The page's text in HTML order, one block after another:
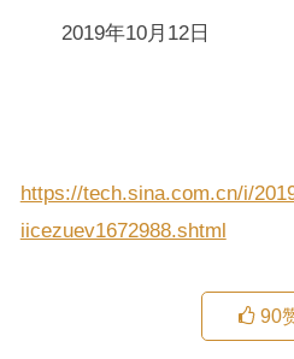
2019年10月12日
https://tech.sina.com.cn/i/
iicezuev1672988.shtml
90